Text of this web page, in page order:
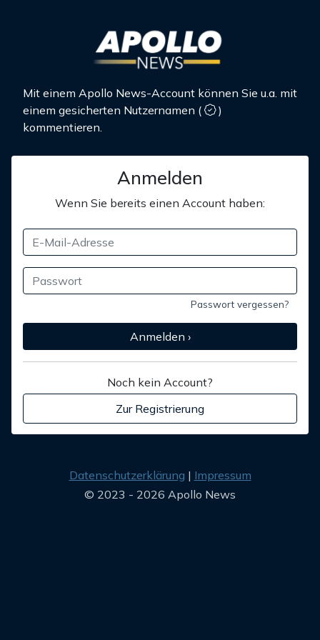
Mit einem Apollo News-Account können Sie u.a. mit
einem gesicherten Nutzernamen (
)
kommentieren.
Anmelden
Wenn Sie bereits einen Account haben:
Passwort vergessen?
Anmelden ›
Noch kein Account?
Zur Registrierung
Datenschutzerklärung
Impressum
© 2023 - 2026 Apollo News